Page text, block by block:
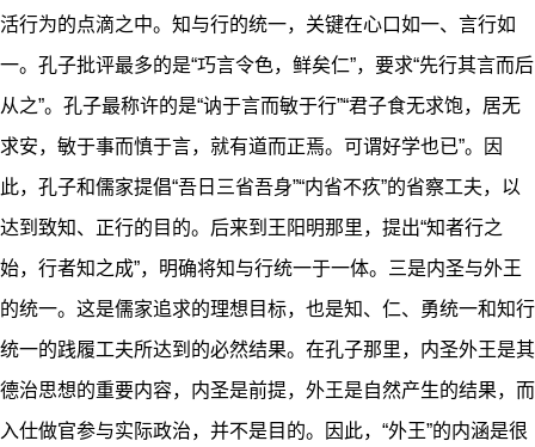
活行为的点滴之中。知与行的统一，关键在心口如一、言行如
一。孔子批评最多的是“巧言令色，鲜矣仁”，要求“先行其言而后
从之”。孔子最称许的是“讷于言而敏于行”“君子食无求饱，居无
求安，敏于事而慎于言，就有道而正焉。可谓好学也已”。因
此，孔子和儒家提倡“吾日三省吾身”“内省不疚”的省察工夫，以
达到致知、正行的目的。后来到王阳明那里，提出“知者行之
始，行者知之成”，明确将知与行统一于一体。三是内圣与外王
的统一。这是儒家追求的理想目标，也是知、仁、勇统一和知行
统一的践履工夫所达到的必然结果。在孔子那里，内圣外王是其
德治思想的重要内容，内圣是前提，外王是自然产生的结果，而
入仕做官参与实际政治，并不是目的。因此，“外王”的内涵是很